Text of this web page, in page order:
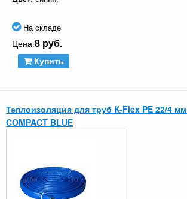
На складе
Цена:8 руб.
Купить
Теплоизоляция для труб K-Flex PE 22/4
COMPACT BLUE